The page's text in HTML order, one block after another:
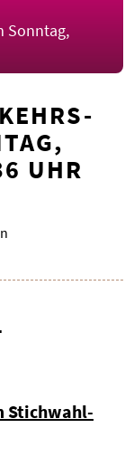
Sonntag,
UHR
Stichwahl-